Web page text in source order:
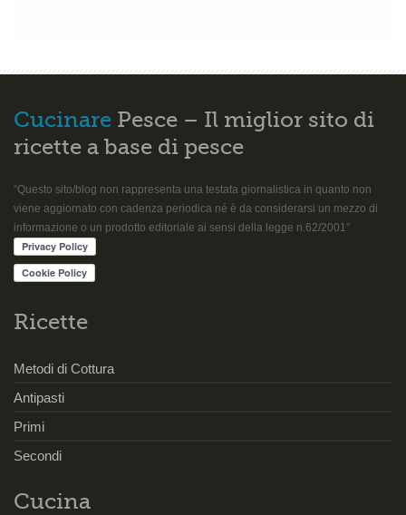
Cucinare Pesce – Il miglior sito di
ricette a base di pesce
“Questo sito/blog non rappresenta una testata giornalistica in quanto non
viene aggiornato con cadenza periodica né è da considerarsi un mezzo di
informazione o un prodotto editoriale ai sensi della legge n.62/2001”
Ricette
Metodi di Cottura
Antipasti
Primi
Secondi
Cucina